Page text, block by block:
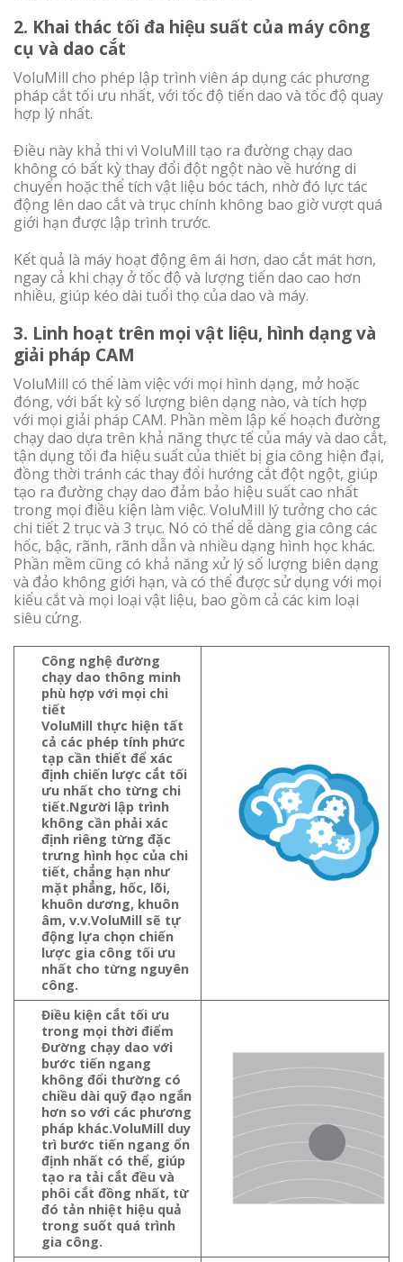
2. Khai thác tối đa hiệu suất của máy công
cụ và dao cắt
VoluMill cho phép lập trình viên áp dụng các phương
pháp cắt tối ưu nhất, với tốc độ tiến dao và tốc độ quay
hợp lý nhất.
Điều này khả thi vì VoluMill tạo ra đường chạy dao
không có bất kỳ thay đổi đột ngột nào về hướng di
chuyển hoặc thể tích vật liệu bóc tách, nhờ đó lực tác
động lên dao cắt và trục chính không bao giờ vượt quá
giới hạn được lập trình trước.
Kết quả là máy hoạt động êm ái hơn, dao cắt mát hơn,
ngay cả khi chạy ở tốc độ và lượng tiến dao cao hơn
nhiều, giúp kéo dài tuổi thọ của dao và máy.
3. Linh hoạt trên mọi vật liệu, hình dạng và
giải pháp CAM
VoluMill có thể làm việc với mọi hình dạng, mở hoặc
đóng, với bất kỳ số lượng biên dạng nào, và tích hợp
với mọi giải pháp CAM. Phần mềm lập kế hoạch đường
chạy dao dựa trên khả năng thực tế của máy và dao cắt,
tận dụng tối đa hiệu suất của thiết bị gia công hiện đại,
đồng thời tránh các thay đổi hướng cắt đột ngột, giúp
tạo ra đường chạy dao đảm bảo hiệu suất cao nhất
trong mọi điều kiện làm việc. VoluMill lý tưởng cho các
chi tiết 2 trục và 3 trục. Nó có thể dễ dàng gia công các
hốc, bậc, rãnh, rãnh dẫn và nhiều dạng hình học khác.
Phần mềm cũng có khả năng xử lý số lượng biên dạng
và đảo không giới hạn, và có thể được sử dụng với mọi
kiểu cắt và mọi loại vật liệu, bao gồm cả các kim loại
siêu cứng.
Công nghệ đường
chạy dao thông minh
phù hợp với mọi chi
tiết
VoluMill thực hiện tất
cả các phép tính phức
tạp cần thiết để xác
định chiến lược cắt tối
ưu nhất cho từng chi
tiết.Người lập trình
không cần phải xác
định riêng từng đặc
trưng hình học của chi
tiết, chẳng hạn như
mặt phẳng, hốc, lõi,
khuôn dương, khuôn
âm, v.v.VoluMill sẽ tự
động lựa chọn chiến
lược gia công tối ưu
nhất cho từng nguyên
công.
Điều kiện cắt tối ưu
trong mọi thời điểm
Đường chạy dao với
bước tiến ngang
không đổi thường có
chiều dài quỹ đạo ngắn
hơn so với các phương
pháp khác.VoluMill duy
trì bước tiến ngang ổn
định nhất có thể, giúp
tạo ra tải cắt đều và
phôi cắt đồng nhất, từ
đó tản nhiệt hiệu quả
trong suốt quá trình
gia công.